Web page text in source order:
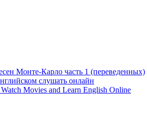
Монте-Карло часть 1 (переведенных)
слушать онлайн
Movies and Learn English Online